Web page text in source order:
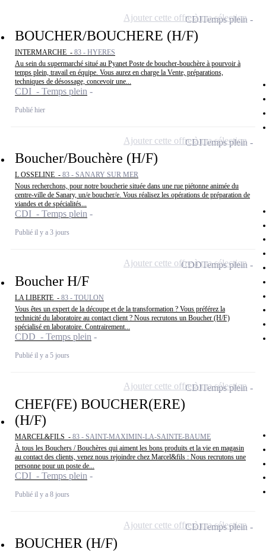
BOUCHER/BOUCHERE (H/F)
INTERMARCHE - 83 - HYERES
Au sein du supermarché situé au Pyanet Poste de boucher-bouchère à pourvoir à
temps plein, travail en équipe. Vous aurez en charge la Vente, préparations,
techniques de désossage, concevoir une...
CDI - Temps plein
Publié hier
CDITemps plein
Ajouter cette offre à ma sélection
Boucher/Bouchère (H/F)
L OSSELINE - 83 - SANARY SUR MER
Nous recherchons, pour notre boucherie située dans une rue piétonne animée du
centre-ville de Sanary, un/e boucher/e. Vous réalisez les opérations de préparation de
viandes et de spécialités...
CDI - Temps plein
Publié il y a 3 jours
CDITemps plein
Ajouter cette offre à ma sélection
Boucher H/F
LA LIBERTE - 83 - TOULON
Vous êtes un expert de la découpe et de la transformation ? Vous préférez la
technicité du laboratoire au contact client ? Nous recrutons un Boucher (H/F)
spécialisé en laboratoire. Contrairement...
CDD - Temps plein
Publié il y a 5 jours
CDDTemps plein
Ajouter cette offre à ma sélection
CHEF(FE) BOUCHER(ERE)
(H/F)
MARCEL&FILS - 83 - SAINT-MAXIMIN-LA-SAINTE-BAUME
À tous les Bouchers / Bouchères qui aiment les bons produits et la vie en magasin
au contact des clients, venez nous rejoindre chez Marcel&fils : Nous recrutons une
personne pour un poste de...
CDI - Temps plein
Publié il y a 8 jours
CDITemps plein
Ajouter cette offre à ma sélection
BOUCHER (H/F)
CDITemps plein
Ajouter cette offre à ma sélection